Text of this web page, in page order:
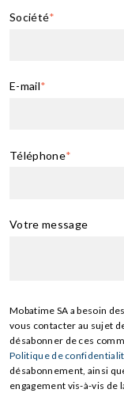
Société*
E-mail*
Téléphone*
Votre message
Mobatime SA a besoin
vous contacter au sujet
désabonner de ces
Politique de
désabonnement, ainsi
engagement vis-à-vis de